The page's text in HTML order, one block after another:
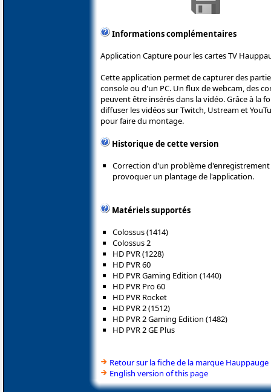
Informations complémentaires
Application Capture pour les cartes TV
Cette application permet de capturer des
console ou d'un PC. Un flux de webcam, des
peuvent être insérés dans la vidéo. Grâce à la
diffuser les vidéos sur Twitch, Ustream et
pour faire du montage.
Historique de cette version
Correction d'un problème d'enregistrement
provoquer un plantage de l'application.
Matériels supportés
Colossus (1414)
Colossus 2
HD PVR (1228)
HD PVR 60
HD PVR Gaming Edition (1440)
HD PVR Pro 60
HD PVR Rocket
HD PVR 2 (1512)
HD PVR 2 Gaming Edition (1482)
HD PVR 2 GE Plus
Retour sur la fiche de la marque Hauppauge
English version of this page